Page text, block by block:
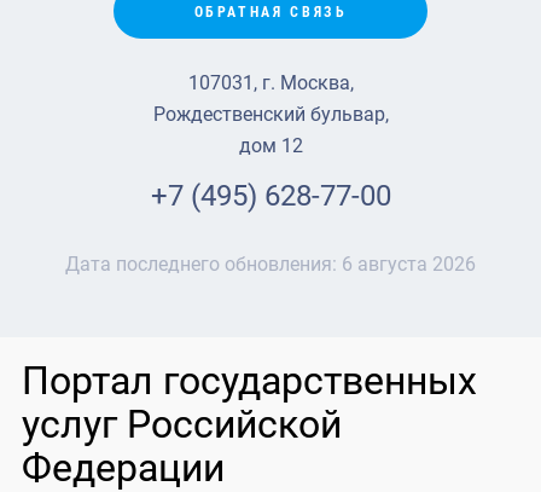
ОБРАТНАЯ СВЯЗЬ
107031, г. Москва,
Рождественский бульвар,
дом 12
+7 (495) 628-77-00
Дата последнего обновления: 6 августа 2026
Портал государственных
услуг Российской
Федерации